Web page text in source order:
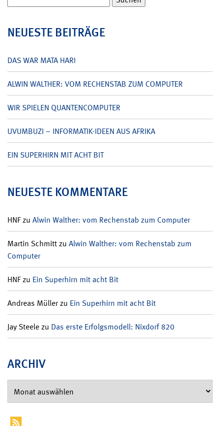
nach:
NEUESTE BEITRÄGE
DAS WAR MATA HARI
ALWIN WALTHER: VOM RECHENSTAB ZUM COMPUTER
WIR SPIELEN QUANTENCOMPUTER
UVUMBUZI – INFORMATIK-IDEEN AUS AFRIKA
EIN SUPERHIRN MIT ACHT BIT
NEUESTE KOMMENTARE
HNFzu Alwin Walther: vom Rechenstab zum Computer
Martin Schmittzu Alwin Walther: vom Rechenstab zum
Computer
HNFzu Ein Superhirn mit acht Bit
Andreas Müllerzu Ein Superhirn mit acht Bit
Jay Steelezu Das erste Erfolgsmodell: Nixdorf 820
ARCHIV